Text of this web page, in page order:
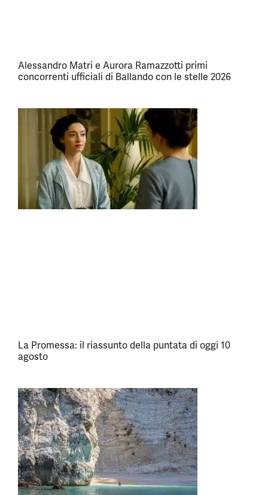
Alessandro Matri e Aurora Ramazzotti primi
concorrenti ufficiali di Ballando con le stelle 2026
La Promessa: il riassunto della puntata di oggi 10
agosto